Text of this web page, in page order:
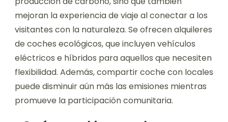
mejoran la experiencia de viaje al conectar a los
visitantes con la naturaleza. Se ofrecen alquileres
de coches ecológicos, que incluyen vehículos
eléctricos e híbridos para aquellos que necesiten
flexibilidad. Además, compartir coche con locales
puede disminuir aún más las emisiones mientras
promueve la participación comunitaria.